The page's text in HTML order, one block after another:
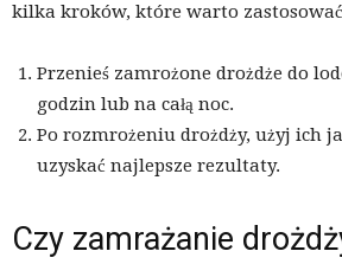
kilka kroków, które warto
Przenieś zamrożone drożdże do
godzin lub na całą noc.
Po rozmrożeniu drożdży, użyj ich
uzyskać najlepsze rezultaty.
Czy zamrażanie